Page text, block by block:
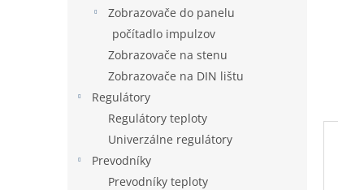
Zobrazovače do panelu
počítadlo impulzov
Zobrazovače na stenu
Zobrazovače na DIN lištu
Regulátory
Regulátory teploty
Univerzálne regulátory
Prevodníky
Prevodníky teploty